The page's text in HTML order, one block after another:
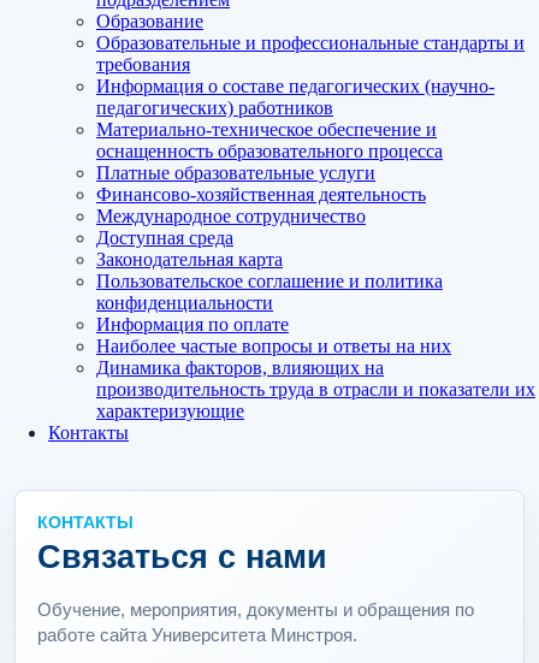
Образование
Образовательные и профессиональные стандарты и
требования
Информация о составе педагогических (научно-
педагогических) работников
Материально-техническое обеспечение и
оснащенность образовательного процесса
Платные образовательные услуги
Финансово-хозяйственная деятельность
Международное сотрудничество
Доступная среда
Законодательная карта
Пользовательское соглашение и политика
конфиденциальности
Информация по оплате
Наиболее частые вопросы и ответы на них
Динамика факторов, влияющих на
производительность труда в отрасли и показатели их
характеризующие
Контакты
КОНТАКТЫ
Связаться с нами
Обучение, мероприятия, документы и обращения по
работе сайта Университета Минстроя.